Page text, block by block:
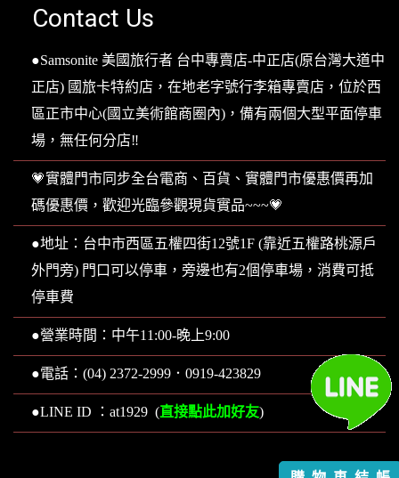
Contact Us
●Samsonite 美國旅行者 台中專賣店-中正店(原台灣大道中
正店) 國旅卡特約店，在地老字號行李箱專賣店，位於西
區正市中心(國立美術館商圈內)，備有兩個大型平面停車
場，無任何分店‼️
💗實體門市同步全台電商、百貨、實體門市優惠價再加
碼優惠價，歡迎光臨參觀現貨實品~~~💗
●地址：台中市西區五權四街12號1F (靠近五權路桃源戶
外門旁) 門口可以停車，旁邊也有2個停車場，消費可抵
停車費
●營業時間：中午11:00-晚上9:00
●電話：(04) 2372-2999．0919-423829
●LINE ID ：at1929 (直接點此加好友)